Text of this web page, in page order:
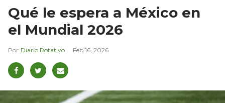
Qué le espera a México en
el Mundial 2026
Diario Rotativo Feb 16, 2026